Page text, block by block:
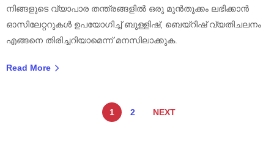
നിങ്ങളുടെ വ്യാപാര തന്ത്രങ്ങളിൽ ഒരു മുൻതൂക്കം ലഭിക്കാൻ
ഓസിലേറ്ററുകൾ ഉപയോഗിച്ച് ബുള്ളിഷ്, ബെയ്റിഷ് വ്യതിചലനം
എങ്ങനെ തിരിച്ചറിയാമെന്ന് മനസിലാക്കുക.
Read More
1 2 NEXT